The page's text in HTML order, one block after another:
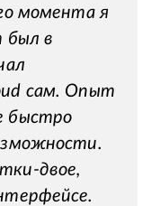
момента я
был в
сам. Опыт
быстро
двое,